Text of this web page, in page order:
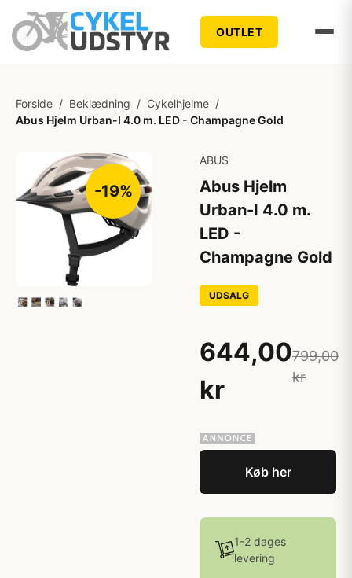
OUTLET
Forside / Beklædning / Cykelhjelme /
Abus Hjelm Urban-I 4.0 m. LED - Champagne Gold
-19%
ABUS
Abus Hjelm
Urban-I 4.0 m.
LED -
Champagne Gold
UDSALG
644,00
kr
799,00
kr
Køb her
1-2 dages
levering